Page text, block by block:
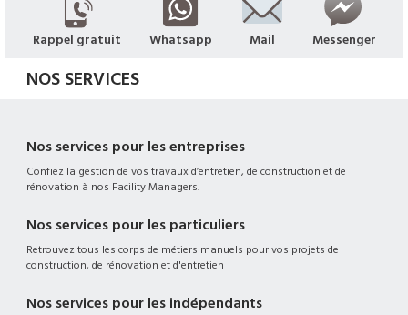
Rappel gratuit Whatsapp Mail Messenger
NOS SERVICES
Nos services pour les entreprises
Confiez la gestion de vos travaux d’entretien, de construction et de
rénovation à nos Facility Managers.
Nos services pour les particuliers
Retrouvez tous les corps de métiers manuels pour vos projets de
construction, de rénovation et d'entretien
Nos services pour les indépendants